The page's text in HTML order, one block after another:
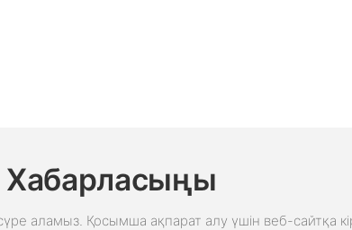
Хабарласыңы
аламыз. Қосымша ақпарат алу үшін веб-сайтқа